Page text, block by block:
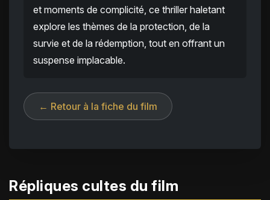
et moments de complicité, ce thriller haletant
explore les thèmes de la protection, de la
survie et de la rédemption, tout en offrant un
suspense implacable.
← Retour à la fiche du film
Répliques cultes du film